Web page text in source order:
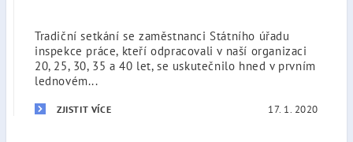
Tradiční setkání se zaměstnanci Státního úřadu
inspekce práce, kteří odpracovali v naší organizaci
20, 25, 30, 35 a 40 let, se uskutečnilo hned v prvním
lednovém...
ZJISTIT VÍCE 17. 1. 2020